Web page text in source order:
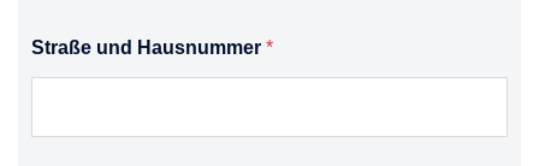
Straße und Hausnummer *